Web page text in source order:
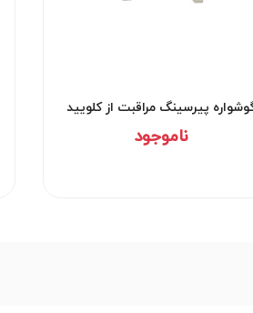
پیرسینگ مراقبت از کلویید
کد۲۹۵۳
ناموجود